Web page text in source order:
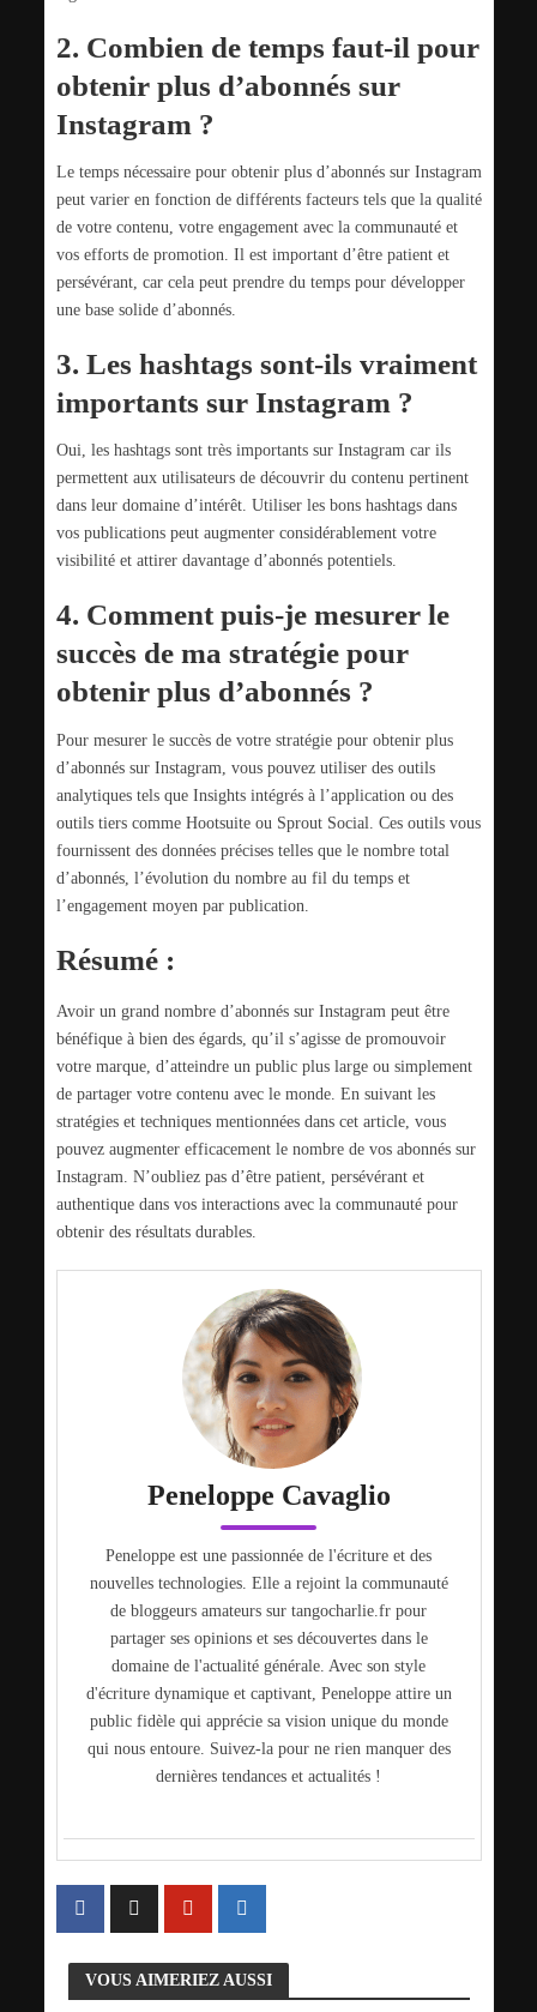
2. Combien de temps faut-il pour
obtenir plus d’abonnés sur
Instagram ?
Le temps nécessaire pour obtenir plus d’abonnés sur Instagram
peut varier en fonction de différents facteurs tels que la qualité
de votre contenu, votre engagement avec la communauté et
vos efforts de promotion. Il est important d’être patient et
persévérant, car cela peut prendre du temps pour développer
une base solide d’abonnés.
3. Les hashtags sont-ils vraiment
importants sur Instagram ?
Oui, les hashtags sont très importants sur Instagram car ils
permettent aux utilisateurs de découvrir du contenu pertinent
dans leur domaine d’intérêt. Utiliser les bons hashtags dans
vos publications peut augmenter considérablement votre
visibilité et attirer davantage d’abonnés potentiels.
4. Comment puis-je mesurer le
succès de ma stratégie pour
obtenir plus d’abonnés ?
Pour mesurer le succès de votre stratégie pour obtenir plus
d’abonnés sur Instagram, vous pouvez utiliser des outils
analytiques tels que Insights intégrés à l’application ou des
outils tiers comme Hootsuite ou Sprout Social. Ces outils vous
fournissent des données précises telles que le nombre total
d’abonnés, l’évolution du nombre au fil du temps et
l’engagement moyen par publication.
Résumé :
Avoir un grand nombre d’abonnés sur Instagram peut être
bénéfique à bien des égards, qu’il s’agisse de promouvoir
votre marque, d’atteindre un public plus large ou simplement
de partager votre contenu avec le monde. En suivant les
stratégies et techniques mentionnées dans cet article, vous
pouvez augmenter efficacement le nombre de vos abonnés sur
Instagram. N’oubliez pas d’être patient, persévérant et
authentique dans vos interactions avec la communauté pour
obtenir des résultats durables.
Peneloppe Cavaglio
Peneloppe est une passionnée de l'écriture et des
nouvelles technologies. Elle a rejoint la communauté
de bloggeurs amateurs sur tangocharlie.fr pour
partager ses opinions et ses découvertes dans le
domaine de l'actualité générale. Avec son style
d'écriture dynamique et captivant, Peneloppe attire un
public fidèle qui apprécie sa vision unique du monde
qui nous entoure. Suivez-la pour ne rien manquer des
dernières tendances et actualités !
VOUS AIMERIEZ AUSSI